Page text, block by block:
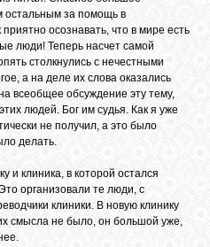
остальным за помощь в
осознавать, что в мире есть
люди! Теперь насчет самой
столкнулись с нечестными
а на деле их слова оказались
всеобщее обсуждение эту тему,
людей. Бог им судья. Как я уже
не получил, а это было
делать.
и клиника, в которой остался
организовали те люди, с
клиники. В новую клинику
смысла не было, он большой уже,